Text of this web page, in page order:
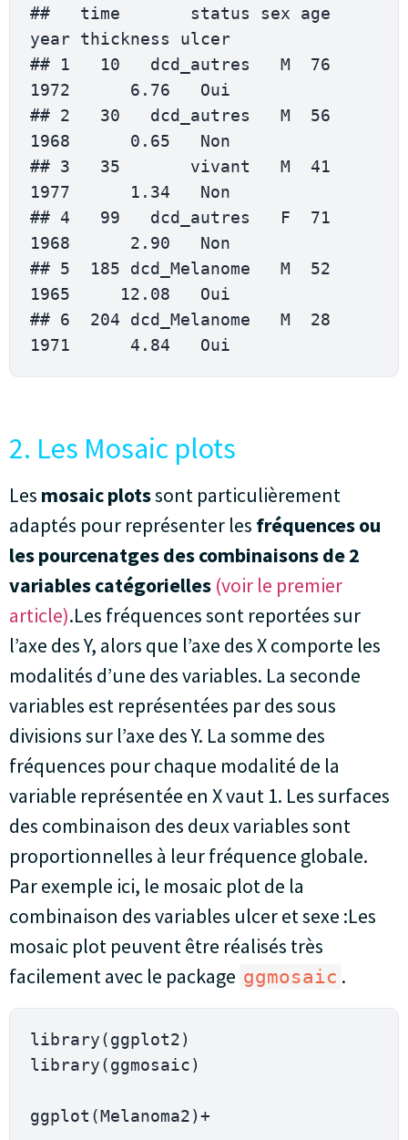
##   time       status sex age
year thickness ulcer
## 1   10   dcd_autres   M  76
1972      6.76   Oui
## 2   30   dcd_autres   M  56
1968      0.65   Non
## 3   35       vivant   M  41
1977      1.34   Non
## 4   99   dcd_autres   F  71
1968      2.90   Non
## 5  185 dcd_Melanome   M  52
1965     12.08   Oui
## 6  204 dcd_Melanome   M  28
1971      4.84   Oui
2. Les Mosaic plots
Les mosaic plotssont particulièrement
adaptés pour représenter les fréquences ou
les pourcenatges des combinaisons de 2
variables catégorielles (voir le premier
article).Les fréquences sont reportées sur
l’axe des Y, alors que l’axe des X comporte les
modalités d’une des variables. La seconde
variables est représentées par des sous
divisions sur l’axe des Y. La somme des
fréquences pour chaque modalité de la
variable représentée en X vaut 1. Les surfaces
des combinaison des deux variables sont
proportionnelles à leur fréquence globale.
Par exemple ici, le mosaic plot de la
combinaison des variables ulcer et sexe :Les
mosaic plot peuvent être réalisés très
facilement avec le package ggmosaic .
library(ggplot2)
library(ggmosaic)
ggplot(Melanoma2)+